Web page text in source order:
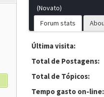
(Novato)
Forum stats
Última visita:
Total de Postagens:
Total de Tópicos:
Tempo gasto on-line: